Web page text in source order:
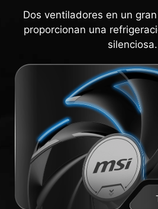
Dos ventiladores en un
proporcionan una
silenciosa.